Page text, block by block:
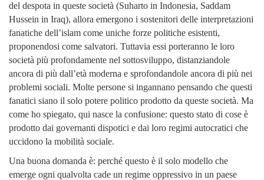
del despota in queste società (Suharto in Indonesia, Saddam
Hussein in Iraq), allora emergono i sostenitori delle interpretazioni
fanatiche dell’islam come uniche forze politiche esistenti,
proponendosi come salvatori. Tuttavia essi porteranno le loro
società più profondamente nel sottosviluppo, distanziandole
ancora di più dall’età moderna e sprofondandole ancora di più nei
problemi sociali. Molte persone si ingannano pensando che questi
fanatici siano il solo potere politico prodotto da queste società. Ma
come ho spiegato, qui nasce la confusione: questo stato di cose è
prodotto dai governanti dispotici e dai loro regimi autocratici che
uccidono la mobilità sociale.
Una buona domanda è: perché questo è il solo modello che
emerge ogni qualvolta cade un regime oppressivo in un paese